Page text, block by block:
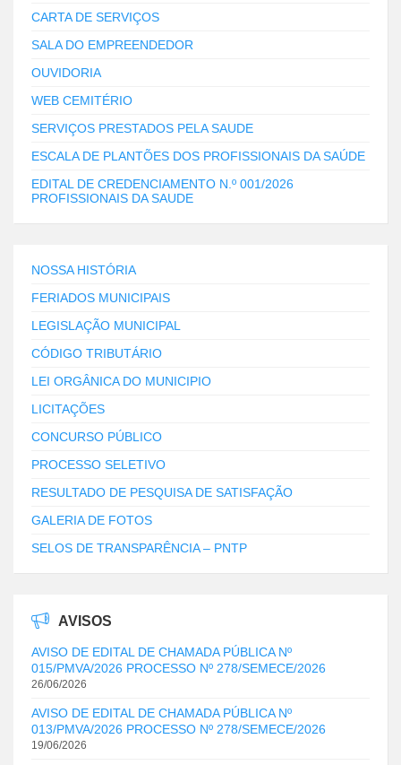
CARTA DE SERVIÇOS
SALA DO EMPREENDEDOR
OUVIDORIA
WEB CEMITÉRIO
SERVIÇOS PRESTADOS PELA SAUDE
ESCALA DE PLANTÕES DOS PROFISSIONAIS DA SAÚDE
EDITAL DE CREDENCIAMENTO N.º 001/2026
PROFISSIONAIS DA SAUDE
NOSSA HISTÓRIA
FERIADOS MUNICIPAIS
LEGISLAÇÃO MUNICIPAL
CÓDIGO TRIBUTÁRIO
LEI ORGÂNICA DO MUNICIPIO
LICITAÇÕES
CONCURSO PÚBLICO
PROCESSO SELETIVO
RESULTADO DE PESQUISA DE SATISFAÇÃO
GALERIA DE FOTOS
SELOS DE TRANSPARÊNCIA – PNTP
AVISOS
AVISO DE EDITAL DE CHAMADA PÚBLICA Nº
015/PMVA/2026 PROCESSO Nº 278/SEMECE/2026
26/06/2026
AVISO DE EDITAL DE CHAMADA PÚBLICA Nº
013/PMVA/2026 PROCESSO Nº 278/SEMECE/2026
19/06/2026